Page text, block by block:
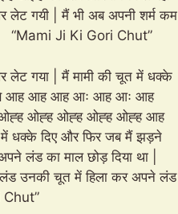
लेट गयी | मैं भी अब अपनी शर्म कम
Ji Ki Gori Chut”
लेट गया | मैं मामी की चूत में धक्के
से आह आह आह आः आह आः आह
ओह्ह ओह्ह ओह्ह ओह्ह ओह्ह आह
में धक्के दिए और फिर जब मैं झड़ने
लंड का माल छोड़ दिया था |
लंड उनकी चूत में हिला कर अपने लंड